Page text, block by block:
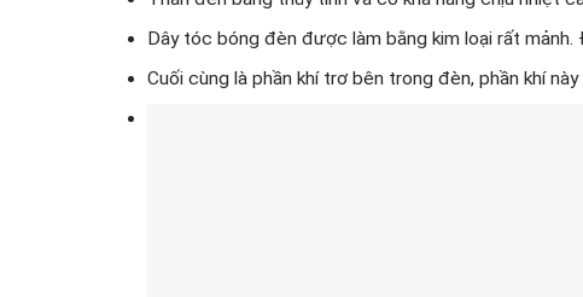
Dây tóc bóng đèn được làm bằng kim loại rất
Cuối cùng là phần khí trơ bên trong đèn, phần khí